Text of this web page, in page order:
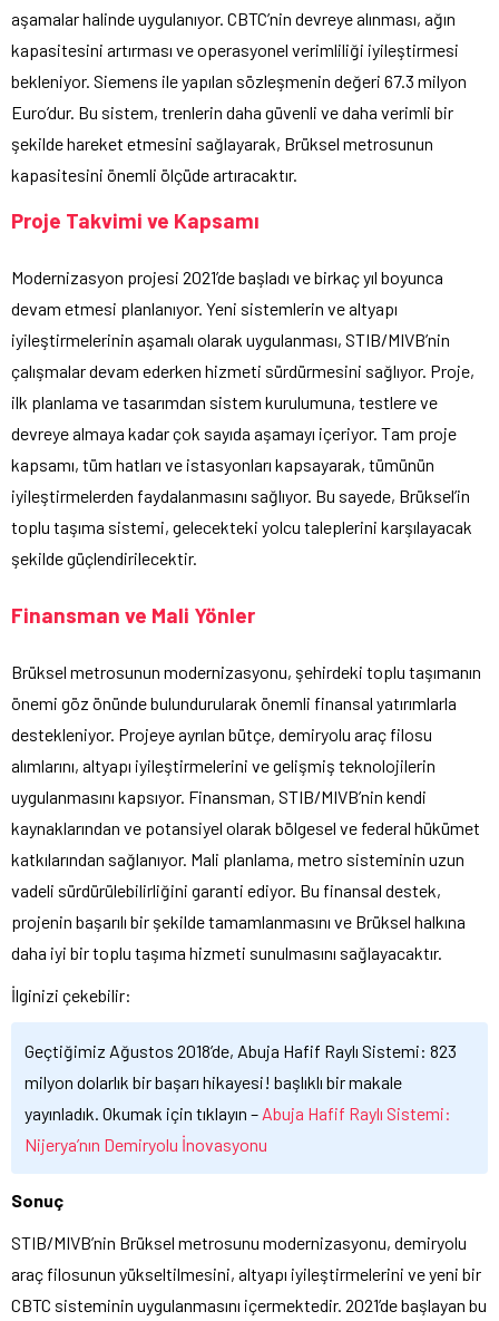
aşamalar halinde uygulanıyor. CBTC’nin devreye alınması, ağın
kapasitesini artırması ve operasyonel verimliliği iyileştirmesi
bekleniyor. Siemens ile yapılan sözleşmenin değeri 67.3 milyon
Euro’dur. Bu sistem, trenlerin daha güvenli ve daha verimli bir
şekilde hareket etmesini sağlayarak, Brüksel metrosunun
kapasitesini önemli ölçüde artıracaktır.
Proje Takvimi ve Kapsamı
Modernizasyon projesi 2021’de başladı ve birkaç yıl boyunca
devam etmesi planlanıyor. Yeni sistemlerin ve altyapı
iyileştirmelerinin aşamalı olarak uygulanması, STIB/MIVB’nin
çalışmalar devam ederken hizmeti sürdürmesini sağlıyor. Proje,
ilk planlama ve tasarımdan sistem kurulumuna, testlere ve
devreye almaya kadar çok sayıda aşamayı içeriyor. Tam proje
kapsamı, tüm hatları ve istasyonları kapsayarak, tümünün
iyileştirmelerden faydalanmasını sağlıyor. Bu sayede, Brüksel’in
toplu taşıma sistemi, gelecekteki yolcu taleplerini karşılayacak
şekilde güçlendirilecektir.
Finansman ve Mali Yönler
Brüksel metrosunun modernizasyonu, şehirdeki toplu taşımanın
önemi göz önünde bulundurularak önemli finansal yatırımlarla
destekleniyor. Projeye ayrılan bütçe, demiryolu araç filosu
alımlarını, altyapı iyileştirmelerini ve gelişmiş teknolojilerin
uygulanmasını kapsıyor. Finansman, STIB/MIVB’nin kendi
kaynaklarından ve potansiyel olarak bölgesel ve federal hükümet
katkılarından sağlanıyor. Mali planlama, metro sisteminin uzun
vadeli sürdürülebilirliğini garanti ediyor. Bu finansal destek,
projenin başarılı bir şekilde tamamlanmasını ve Brüksel halkına
daha iyi bir toplu taşıma hizmeti sunulmasını sağlayacaktır.
İlginizi çekebilir:
Geçtiğimiz Ağustos 2018’de, Abuja Hafif Raylı Sistemi: 823
milyon dolarlık bir başarı hikayesi! başlıklı bir makale
yayınladık. Okumak için tıklayın – Abuja Hafif Raylı Sistemi:
Nijerya’nın Demiryolu İnovasyonu
Sonuç
STIB/MIVB’nin Brüksel metrosunu modernizasyonu, demiryolu
araç filosunun yükseltilmesini, altyapı iyileştirmelerini ve yeni bir
CBTC sisteminin uygulanmasını içermektedir. 2021’de başlayan bu